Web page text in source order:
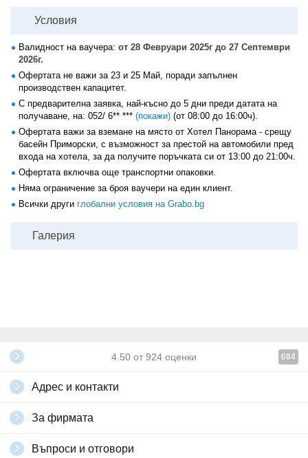
Условия
Валидност на ваучера: от 28 Февруари 2025г до 27 Септември
2026г.
Офертата не важи за 23 и 25 Май, поради запълнен
производствен капацитет.
С предварителна заявка, най-късно до 5 дни преди датата на
получаване, на: 052/ 6** *** (покажи) (от 08:00 до 16:00ч).
Офертата важи за вземане на място от Хотел Панорама - срещу
басейн Приморски, с възможност за престой на автомобили пред
входа на хотела, за да получите поръчката си от 13:00 до 21:00ч.
Офертата включва още транспортни опаковки.
Няма ограничение за броя ваучери на един клиент.
Всички други глобални условия на Grabo.bg
Галерия
4.50 от 924 оценки 684
Адрес и контакти
За фирмата
Въпроси и отговори